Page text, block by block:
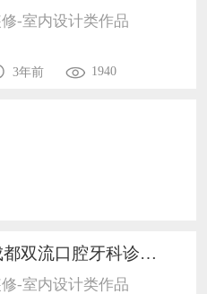
用户作品已成功备案！
-室内设计类作品
3年前 1940
成都双流口腔牙科诊所设计|成都牙科1702
-室内设计类作品